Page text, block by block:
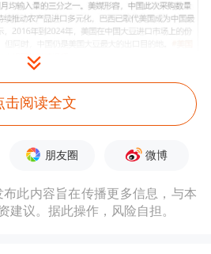
击阅读全文
朋友圈 微博
布此内容旨在传播更多信息，与本
建议。据此操作，风险自担。